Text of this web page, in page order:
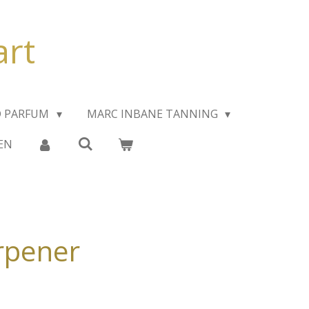
PARFUM
MARC INBANE TANNING